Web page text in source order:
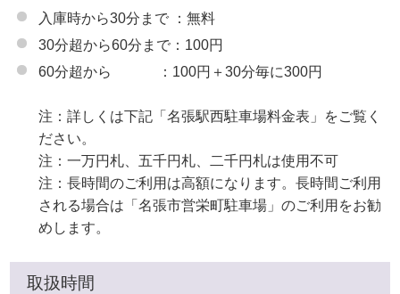
入庫時から30分まで ：無料
30分超から60分まで：100円
60分超から ：100円＋30分毎に300円
注：詳しくは下記「名張駅西駐車場料金表」をご覧く
ださい。
注：一万円札、五千円札、二千円札は使用不可
注：長時間のご利用は高額になります。長時間ご利用
される場合は「名張市営栄町駐車場」のご利用をお勧
めします。
取扱時間